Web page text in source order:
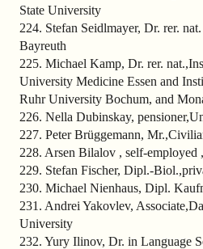
State University
224. Stefan Seidlmayer, Dr. rer.
Bayreuth
225. Michael Kamp, Dr. rer.
University Medicine Essen and
Ruhr University Bochum, and
226. Nella Dubinskay,
227. Peter Brüggemann,
228. Arsen Bilalov , self-employed
229. Stefan Fischer, Dipl.-
230. Michael Nienhaus, Dipl.
231. Andrei Yakovlev,
University
232. Yury Ilinov, Dr. in Language